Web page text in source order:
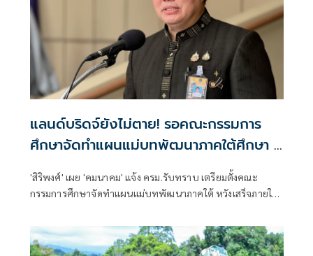
แลนด์บริดจ์ยังไม่ตาย! รอคณะกรรมการ
ศึกษาจัดทำแผนแม่บทพัฒนาภาคใต้ศึกษา 1
'สิริพงศ์' เผย 'คมนาคม' แจ้ง ครม.รับทราบ เตรียมตั้งคณะ
กรรมการศึกษาจัดทำแผนแม่บทพัฒนาภาคใต้ หวังเสร็จภายใน